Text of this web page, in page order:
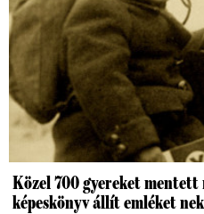
Közel 700 gyereket
képeskönyv állít emléket